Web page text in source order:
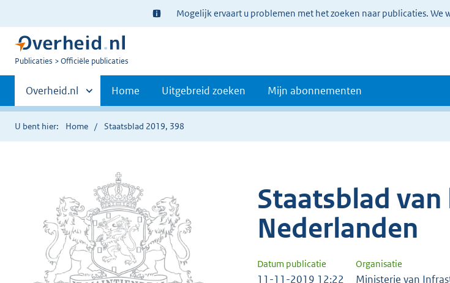
Ter
informatie:
Mogelijk ervaart u problemen met het zoeken naar publicaties. We
U
Publicaties Officiële publicaties
Primaire
navigatie
Andere
sites
binnen
Overheid.nl Home Uitgebreid zoeken Mijn abonnementen
U bent hier: Home Staatsblad 2019, 398
Staatsblad
Nederlanden
Datum publicatie Organisatie
11-11-2019 12:22 Ministerie van